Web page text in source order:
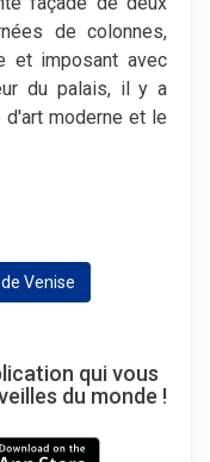
de colonnes,
et imposant avec
du palais, il y a
moderne et le
Venise
qui vous
du monde !